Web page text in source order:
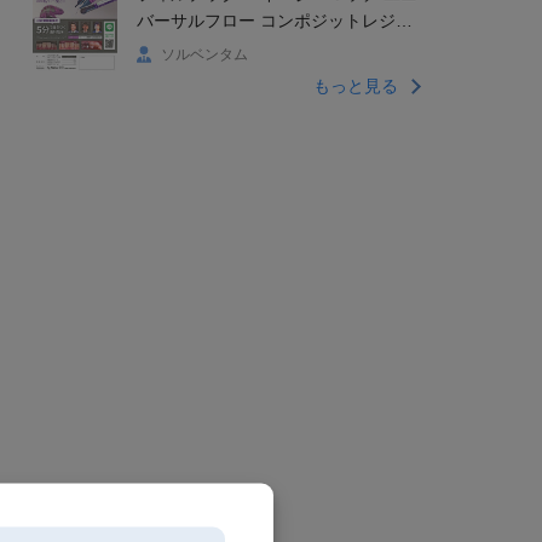
バーサルフロー コンポジットレジン
新発売Wパックキャンペーン
ソルベンタム
もっと見る